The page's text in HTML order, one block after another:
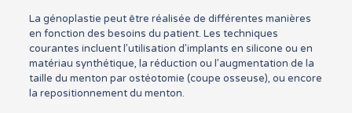
La génoplastie peut être réalisée de différentes manières
en fonction des besoins du patient. Les techniques
courantes incluent l’utilisation d’implants en silicone ou en
matériau synthétique, la réduction ou l’augmentation de la
taille du menton par ostéotomie (coupe osseuse), ou encore
la repositionnement du menton.